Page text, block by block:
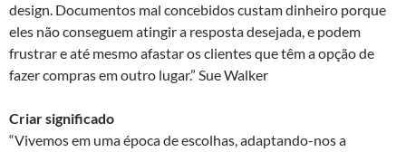
design. Documentos mal concebidos custam dinheiro porque
eles não conseguem atingir a resposta desejada, e podem
frustrar e até mesmo afastar os clientes que têm a opção de
fazer compras em outro lugar.” Sue Walker
Criar significado
“Vivemos em uma época de escolhas, adaptando-nos a